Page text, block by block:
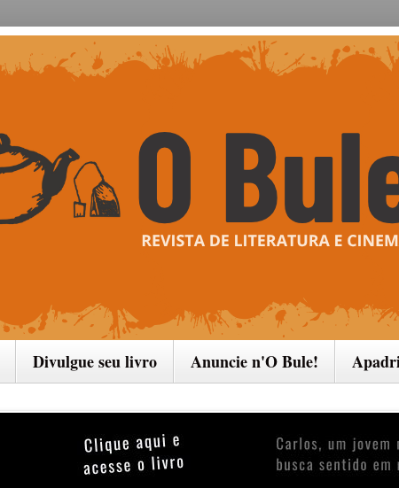
Divulgue seu livro Anuncie n'O Bule!